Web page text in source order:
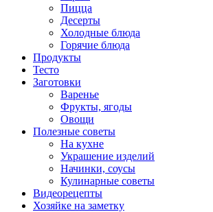
Пицца
Десерты
Холодные блюда
Горячие блюда
Продукты
Тесто
Заготовки
Варенье
Фрукты, ягоды
Овощи
Полезные советы
На кухне
Украшение изделий
Начинки, соусы
Кулинарные советы
Видеорецепты
Хозяйке на заметку